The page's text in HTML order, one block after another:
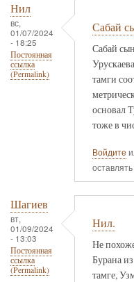
Нил
вс,
01/07/2024
- 18:25
Постоянная
ссылка
(Permalink)
Сабай
Сабай
тамги
основал
тоже в
Войдите
Шагиев
вт,
01/09/2024
- 13:03
Постоянная
ссылка
(Permalink)
Нил.
Не
Бурана
тамге,